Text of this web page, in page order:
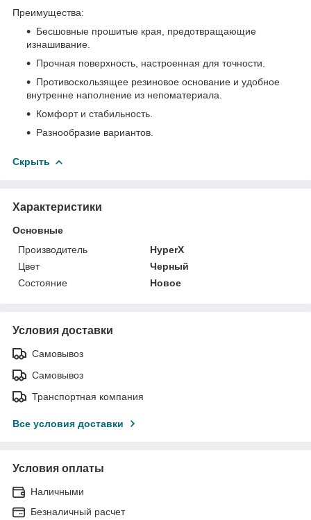
Преимущества:
Бесшовные прошитые края, предотвращающие
изнашивание.
Прочная поверхность, настроенная для точности.
Противоскользящее резиновое основание и удобное
внутренне наполнение из непоматериала.
Комфорт и стабильность.
Разнообразие вариантов.
Скрыть
Характеристики
Основные
Производитель
HyperX
Цвет
Черный
Состояние
Новое
Условия доставки
Самовывоз
Самовывоз
Транспортная компания
Все условия доставки
Условия оплаты
Наличными
Безналичный расчет